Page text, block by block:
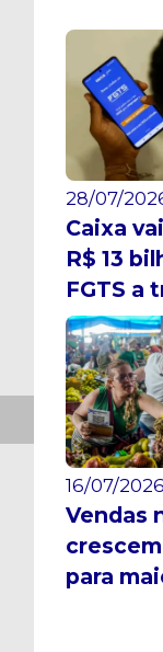
28/07/
Caixa
R$ 13
FGTS a
16/07/2026
Vendas
crescem
para